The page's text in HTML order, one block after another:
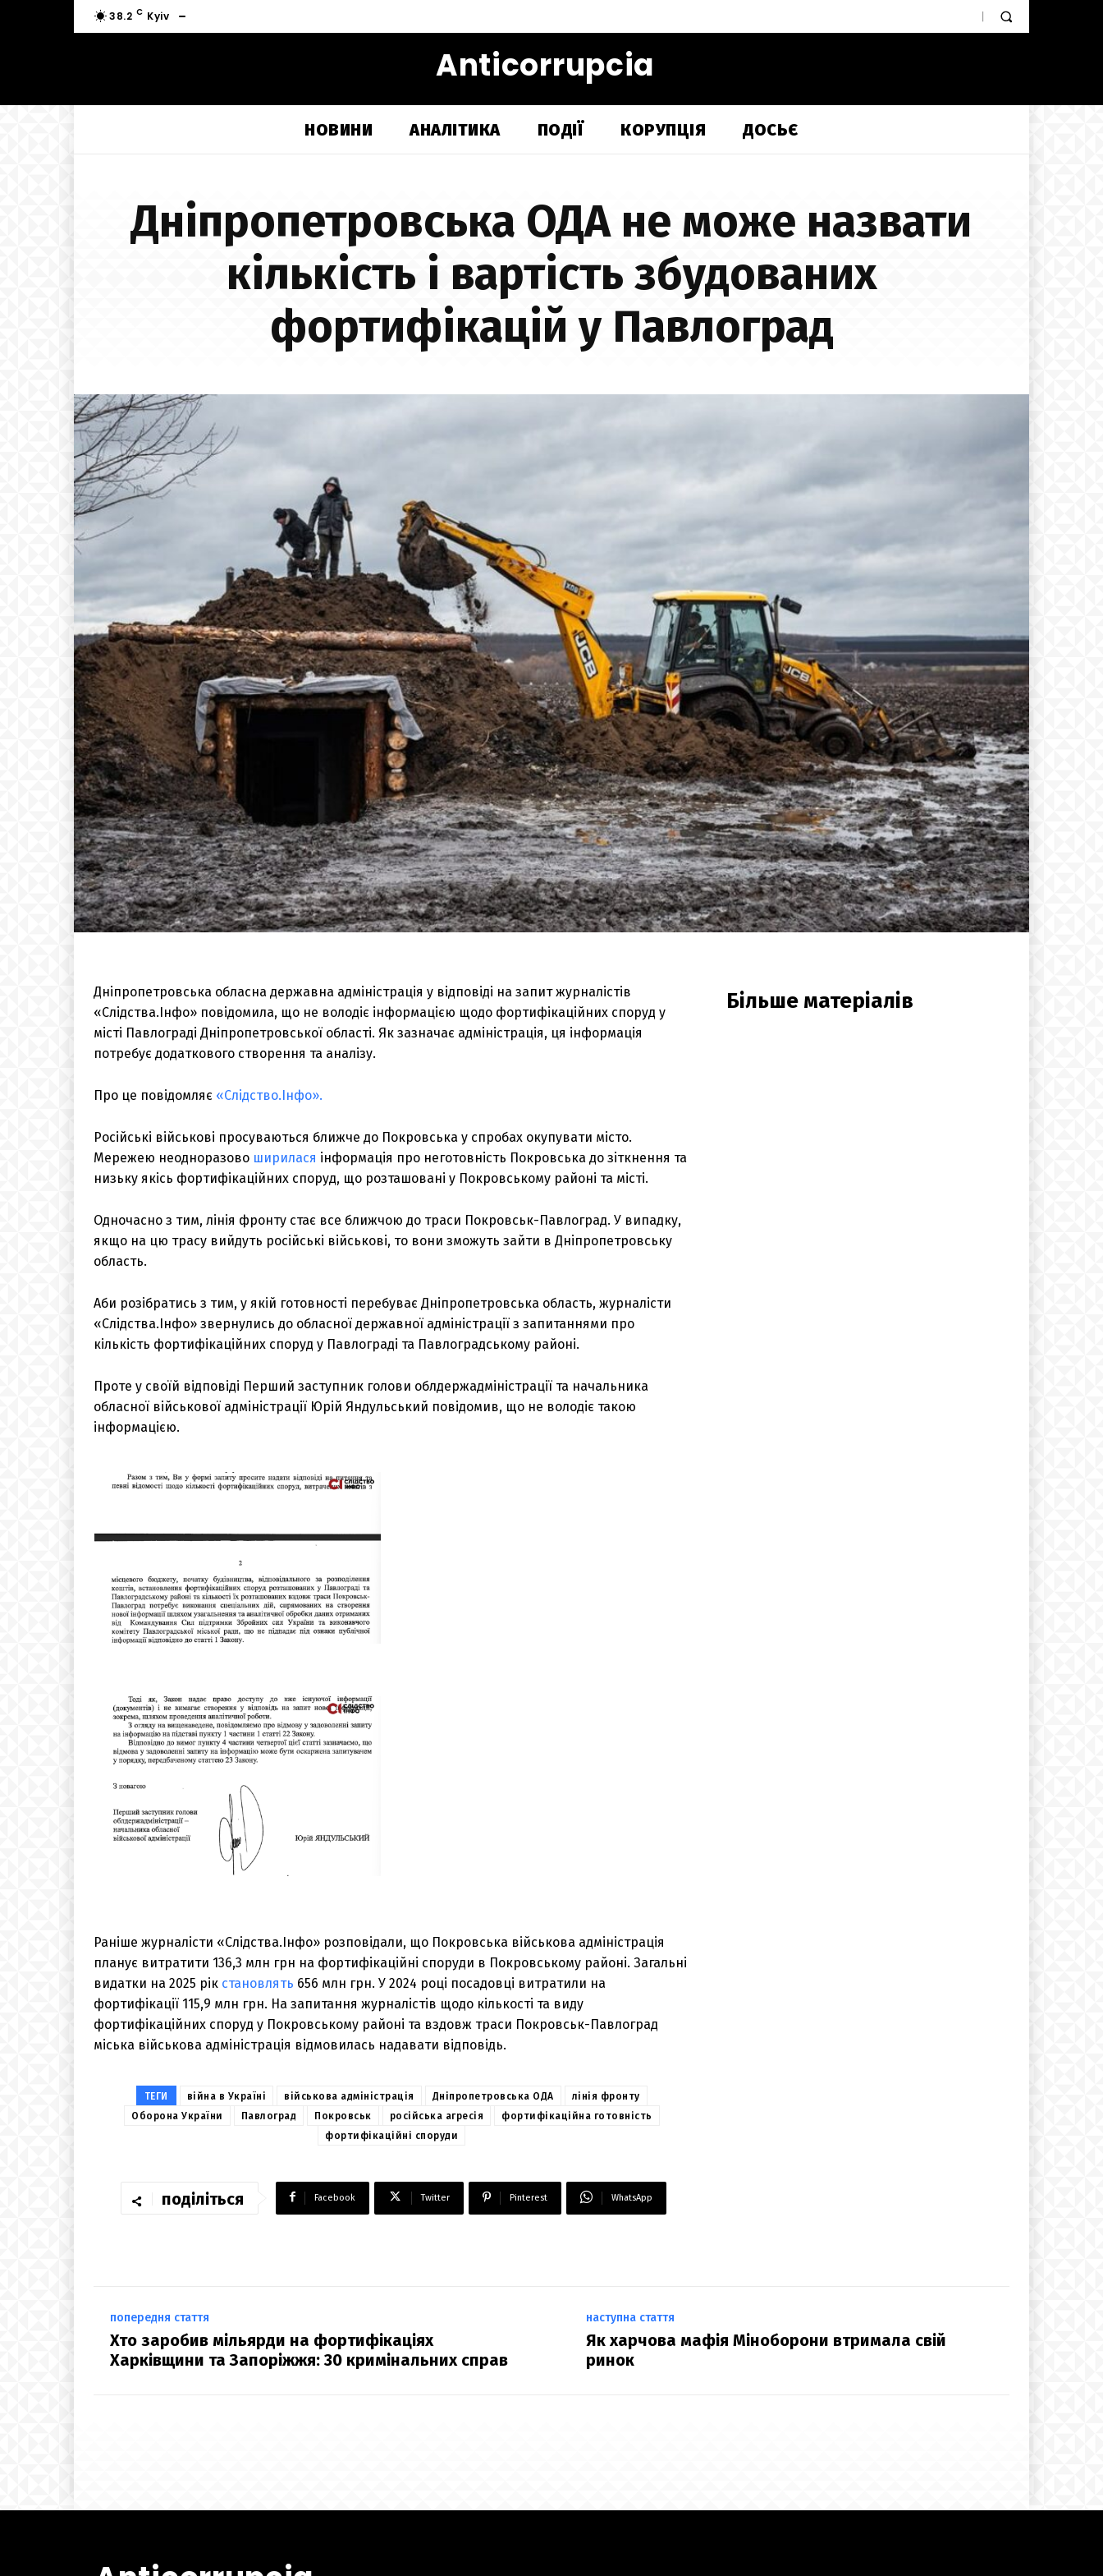
38.2 C Kyiv
Anticorrupcia
НОВИНИ АНАЛІТИКА ПОДІЇ КОРУПЦІЯ ДОСЬЄ
Дніпропетровська ОДА не може назвати
кількість і вартість збудованих
фортифікацій у Павлоград
Дніпропетровська обласна державна адміністрація у відповіді на запит журналістів
«Слідства.Інфо» повідомила, що не володіє інформацією щодо фортифікаційних споруд у
місті Павлограді Дніпропетровської області. Як зазначає адміністрація, ця інформація
потребує додаткового створення та аналізу.
Про це повідомляє «Слідство.Інфо».
Російські військові просуваються ближче до Покровська у спробах окупувати місто.
Мережею неодноразово ширилася інформація про неготовність Покровська до зіткнення та
низьку якісь фортифікаційних споруд, що розташовані у Покровському районі та місті.
Одночасно з тим, лінія фронту стає все ближчою до траси Покровськ-Павлоград. У випадку,
якщо на цю трасу вийдуть російські військові, то вони зможуть зайти в Дніпропетровську
область.
Аби розібратись з тим, у якій готовності перебуває Дніпропетровська область, журналісти
«Слідства.Інфо» звернулись до обласної державної адміністрації з запитаннями про
кількість фортифікаційних споруд у Павлограді та Павлоградському районі.
Проте у своїй відповіді Перший заступник голови облдержадміністрації та начальника
обласної військової адміністрації Юрій Яндульський повідомив, що не володіє такою
інформацією.
Раніше журналісти «Слідства.Інфо» розповідали, що Покровська військова адміністрація
планує витратити 136,3 млн грн на фортифікаційні споруди в Покровському районі. Загальні
видатки на 2025 рік становлять 656 млн грн. У 2024 році посадовці витратили на
фортифікації 115,9 млн грн. На запитання журналістів щодо кількості та виду
фортифікаційних споруд у Покровському районі та вздовж траси Покровськ-Павлоград
міська військова адміністрація відмовилась надавати відповідь.
ТЕГИ війна в Україні військова адміністрація Дніпропетровська ОДА
лінія фронту
Оборона України
Павлоград Покровськ російська агресія
фортифікаційна готовність
фортифікаційні споруди
поділіться Facebook Twitter Pinterest WhatsApp
Більше матеріалів
попередня стаття
Хто заробив мільярди на фортифікаціях
Харківщини та Запоріжжя: 30 кримінальних справ
наступна стаття
Як харчова мафія Міноборони втримала свій
ринок